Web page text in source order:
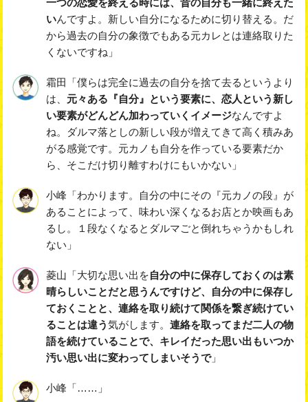
いんですよ。新しい自分になるために切り替える。だ
から過去の自分の象徴でもある元カレとは連絡取りた
くないですね」
霜田「僕らは完全に過去の自分を捨て去るというより
は、 元々ある『自分』という要素に、恋人という新し
い要素がどんどん加わっていくイメージなんですよ
ね。ダルマ落としの新しい段が増えてきて高く積みあ
がる感覚です。元カノも自分を作っている要素だか
ら、そこだけ切り離すわけにもいかない」
小峰「わかります。自分の中にその『元カノの段』が
あることによって、味わい深くなるお店とか映画もあ
るし。１段なくなるとダルマごと倒れちゃうかもしれ
ない」
菱山「大切な思い出を自分の中に保存しておくのは素
晴らしいことだと思うんですけど、自分の中に保存し
ておくことと、連絡を取り続けて関係を繋ぎ続けてい
ることは違う気がします。 連絡を取ってまだ二人の物
語を続けていることで、キレイだった思い出もいつか
汚い思い出に変わってしまいそうで」
小峰「……」